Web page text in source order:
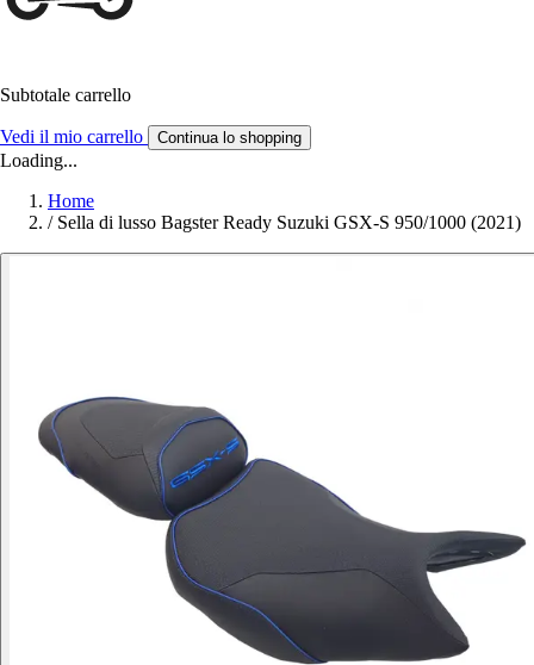
Subtotale carrello
Vedi il mio carrello Continua lo shopping
Loading...
Home
/ Sella di lusso Bagster Ready Suzuki GSX-S 950/1000 (2021)